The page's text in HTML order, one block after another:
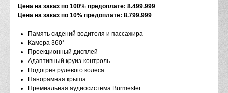
Цена на заказ по 100% предоплате: 8.499.999
Цена на заказ по 10% предоплате: 8.799.999
Память сидений водителя и пассажира
Камера 360°
Проекционный дисплей
Адаптивный круиз-контроль
Подогрев рулевого колеса
Панорамная крыша
Премиальная аудиосистема Burmester